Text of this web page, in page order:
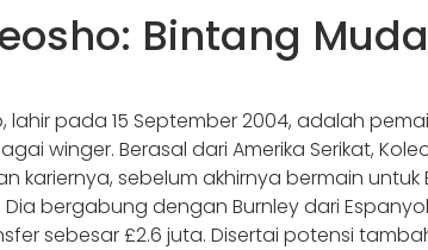
Bintang
lahir pada 15 September 2004, adalah
winger. Berasal dari Amerika Serikat,
kariernya, sebelum akhirnya bermain untuk
bergabung dengan Burnley dari
sebesar £2.6 juta. Disertai potensi